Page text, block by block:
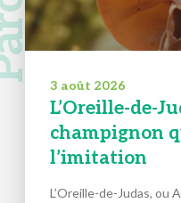
3 août 2026
L’Oreille-de-
champignon
l’imitation
L’Oreille-de-Judas, ou